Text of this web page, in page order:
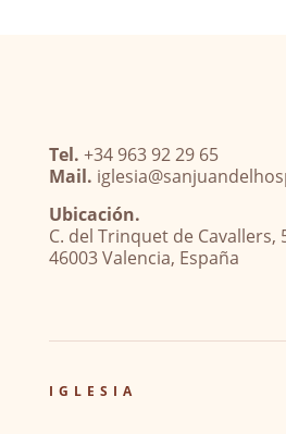
Tel. +34 963 92 29 65
Mail.
Ubicación.
C. del Trinquet de Cavallers,
46003 Valencia, España
IGLESIA